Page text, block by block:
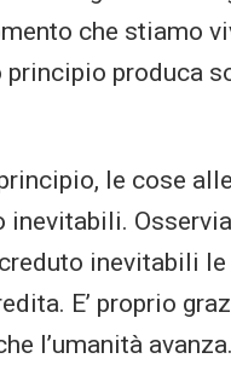
che stiamo
produca
le cose
inevitabili
E’ proprio
l’umanità